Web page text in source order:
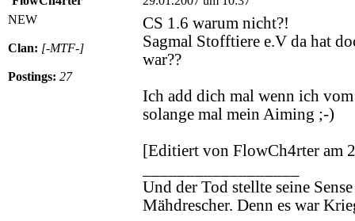
NEW
Clan: [-MTF-]
Postings: 27
CS 1.6 warum nicht?!
Sagmal Stofftiere e.V da hat
war??
Ich add dich mal wenn ich
solange mal mein Aiming ;-)
[Editiert von FlowCh4rter am
Und der Tod stellte seine
Mähdrescher. Denn es war